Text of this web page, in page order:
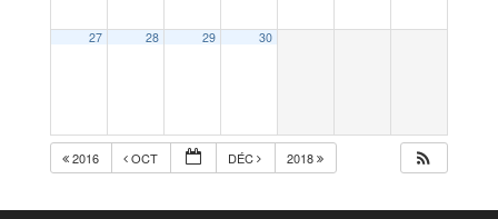
27 28 29 30
2016 OCT DÉC 2018